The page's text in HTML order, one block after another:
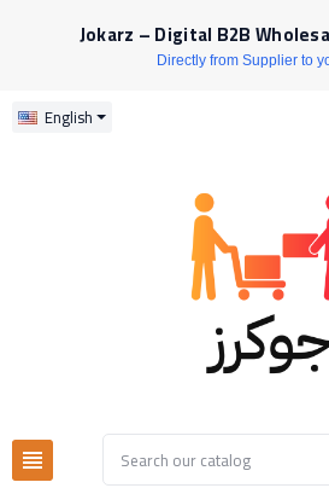
Jokarz – Digital B2B
Directly from Supplier to
English
view_headline